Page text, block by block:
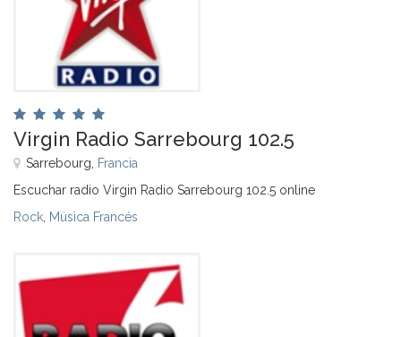
Virgin Radio Sarrebourg 102.5
Sarrebourg, Francia
Escuchar radio Virgin Radio Sarrebourg 102.5 online
Rock Música Francés